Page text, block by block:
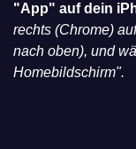
"App" auf dein
rechts (Chrome)
nach oben), und
Homebildschirm".